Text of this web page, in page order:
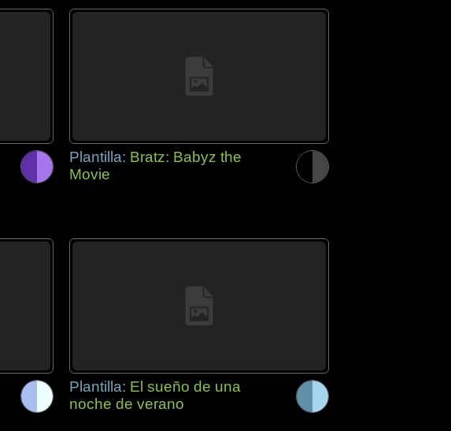
Plantilla: Bratz: Babyz the
Movie
Plantilla: El sueño de una
noche de verano